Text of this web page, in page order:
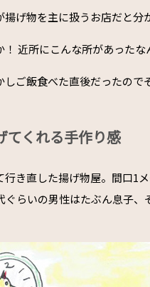
げ物を主に扱うお店だと分
近所にこんな所があったな
ご飯食べた直後だったので
てくれる手作り感
き直した揚げ物屋。間口1
ぐらいの男性はたぶん息子